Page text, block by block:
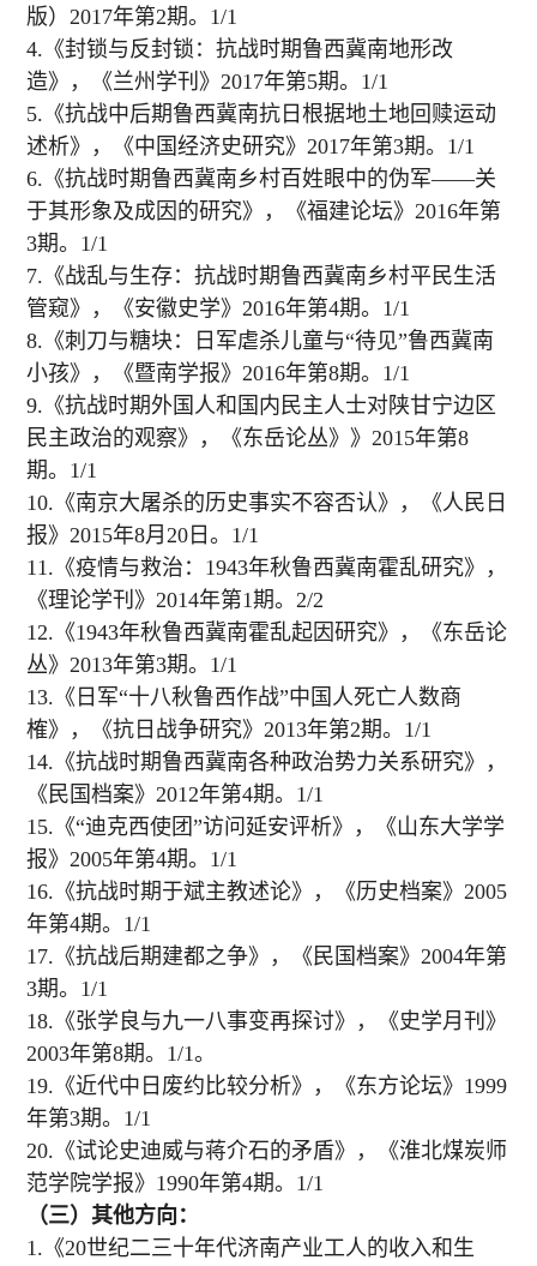
版）2017年第2期。1/1
4.《封锁与反封锁：抗战时期鲁西冀南地形改
造》，《兰州学刊》2017年第5期。1/1
5.《抗战中后期鲁西冀南抗日根据地土地回赎运动
述析》，《中国经济史研究》2017年第3期。1/1
6.《抗战时期鲁西冀南乡村百姓眼中的伪军——关
于其形象及成因的研究》，《福建论坛》2016年第
3期。1/1
7.《战乱与生存：抗战时期鲁西冀南乡村平民生活
管窥》，《安徽史学》2016年第4期。1/1
8.《刺刀与糖块：日军虐杀儿童与“待见”鲁西冀南
小孩》，《暨南学报》2016年第8期。1/1
9.《抗战时期外国人和国内民主人士对陕甘宁边区
民主政治的观察》，《东岳论丛》》2015年第8
期。1/1
10.《南京大屠杀的历史事实不容否认》，《人民日
报》2015年8月20日。1/1
11.《疫情与救治：1943年秋鲁西冀南霍乱研究》，
《理论学刊》2014年第1期。2/2
12.《1943年秋鲁西冀南霍乱起因研究》，《东岳论
丛》2013年第3期。1/1
13.《日军“十八秋鲁西作战”中国人死亡人数商
榷》，《抗日战争研究》2013年第2期。1/1
14.《抗战时期鲁西冀南各种政治势力关系研究》，
《民国档案》2012年第4期。1/1
15.《“迪克西使团”访问延安评析》，《山东大学学
报》2005年第4期。1/1
16.《抗战时期于斌主教述论》，《历史档案》2005
年第4期。1/1
17.《抗战后期建都之争》，《民国档案》2004年第
3期。1/1
18.《张学良与九一八事变再探讨》，《史学月刊》
2003年第8期。1/1。
19.《近代中日废约比较分析》，《东方论坛》1999
年第3期。1/1
20.《试论史迪威与蒋介石的矛盾》，《淮北煤炭师
范学院学报》1990年第4期。1/1
（三）其他方向：
1.《20世纪二三十年代济南产业工人的收入和生